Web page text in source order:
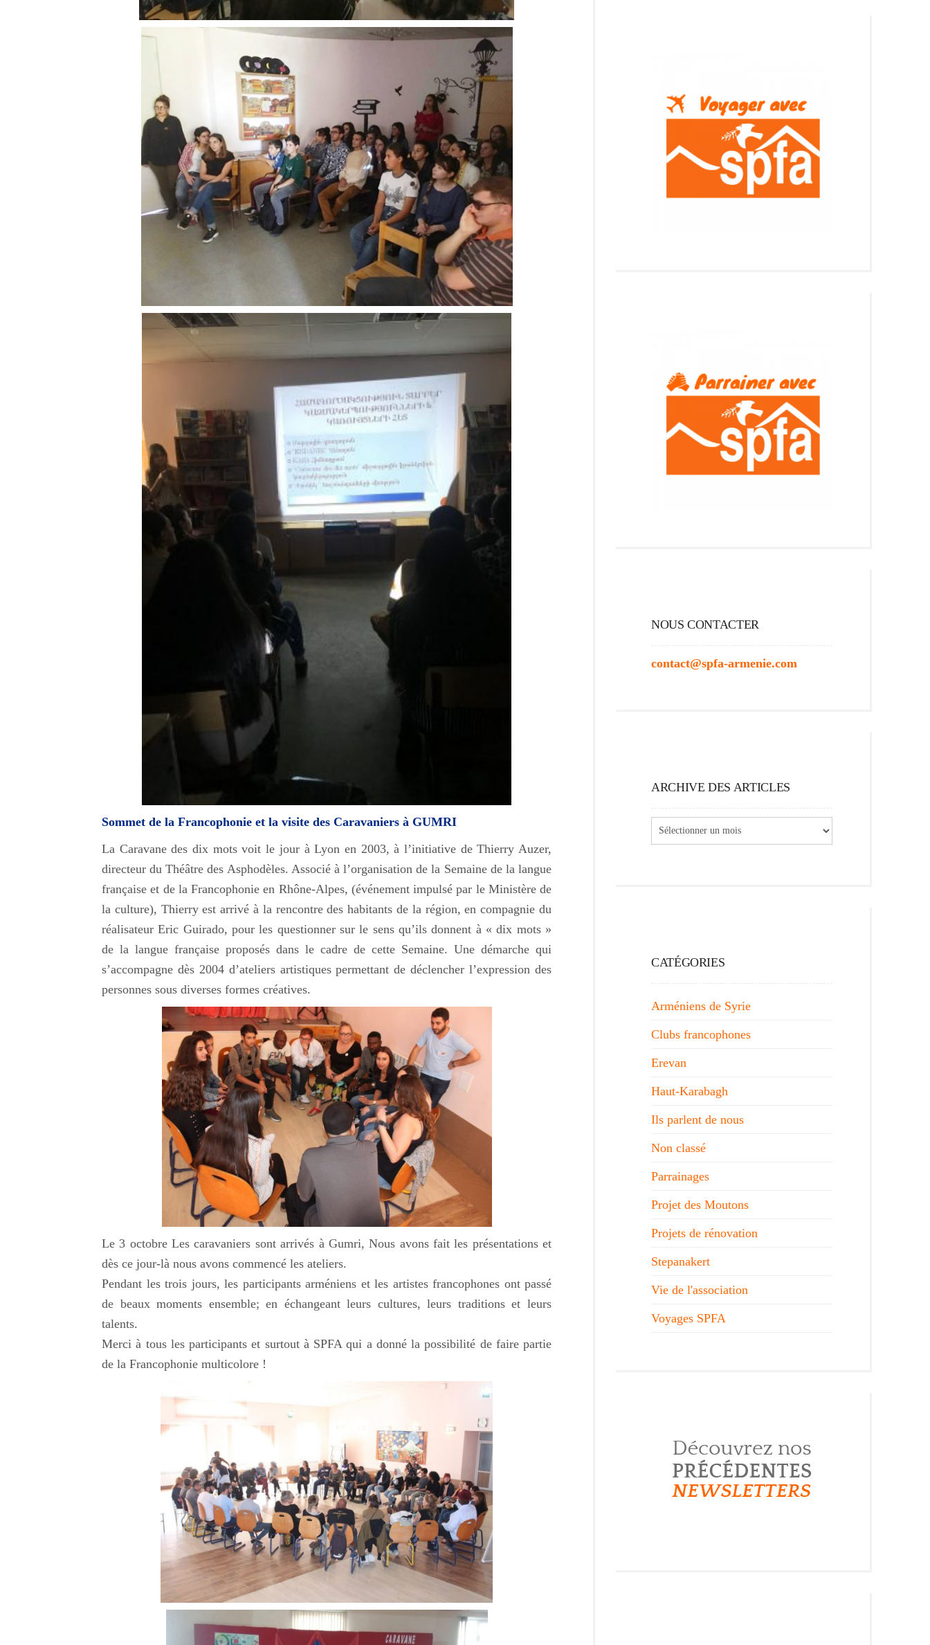
Sommet de la Francophonie et la visite des Caravaniers à GUMRI
La Caravane des dix mots voit le jour à Lyon en 2003, à l’initiative de Thierry Auzer,
directeur du Théâtre des Asphodèles. Associé à l’organisation de la Semaine de la langue
française et de la Francophonie en Rhône-Alpes, (événement impulsé par le Ministère de
la culture), Thierry est arrivé à la rencontre des habitants de la région, en compagnie du
réalisateur Eric Guirado, pour les questionner sur le sens qu’ils donnent à « dix mots »
de la langue française proposés dans le cadre de cette Semaine. Une démarche qui
s’accompagne dès 2004 d’ateliers artistiques permettant de déclencher l’expression des
personnes sous diverses formes créatives.
Le 3 octobre Les caravaniers sont arrivés à Gumri, Nous avons fait les présentations et
dès ce jour-là nous avons commencé les ateliers.
Pendant les trois jours, les participants arméniens et les artistes francophones ont passé
de beaux moments ensemble; en échangeant leurs cultures, leurs traditions et leurs
talents.
Merci à tous les participants et surtout à SPFA qui a donné la possibilité de faire partie
de la Francophonie multicolore !
NOUS CONTACTER
contact@spfa-armenie.com
ARCHIVE DES ARTICLES
des
CATÉGORIES
Arméniens de Syrie
Clubs francophones
Erevan
Haut-Karabagh
Ils parlent de nous
Non classé
Parrainages
Projet des Moutons
Projets de rénovation
Stepanakert
Vie de l'association
Voyages SPFA